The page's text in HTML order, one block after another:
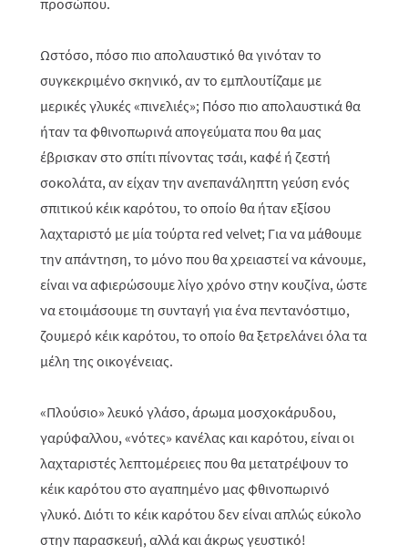
προσώπου.
Ωστόσο, πόσο πιο απολαυστικό θα γινόταν το
συγκεκριμένο σκηνικό, αν το εμπλουτίζαμε με
μερικές γλυκές «πινελιές»; Πόσο πιο απολαυστικά θα
ήταν τα φθινοπωρινά απογεύματα που θα μας
έβρισκαν στο σπίτι πίνοντας τσάι, καφέ ή ζεστή
σοκολάτα, αν είχαν την ανεπανάληπτη γεύση ενός
σπιτικού κέικ καρότου, το οποίο θα ήταν εξίσου
λαχταριστό με μία τούρτα red velvet; Για να μάθουμε
την απάντηση, το μόνο που θα χρειαστεί να κάνουμε,
είναι να αφιερώσουμε λίγο χρόνο στην κουζίνα, ώστε
να ετοιμάσουμε τη συνταγή για ένα πεντανόστιμο,
ζουμερό κέικ καρότου, το οποίο θα ξετρελάνει όλα τα
μέλη της οικογένειας.
«Πλούσιο» λευκό γλάσο, άρωμα μοσχοκάρυδου,
γαρύφαλλου, «νότες» κανέλας και καρότου, είναι οι
λαχταριστές λεπτομέρειες που θα μετατρέψουν το
κέικ καρότου στο αγαπημένο μας φθινοπωρινό
γλυκό. Διότι το κέικ καρότου δεν είναι απλώς εύκολο
στην παρασκευή, αλλά και άκρως γευστικό!